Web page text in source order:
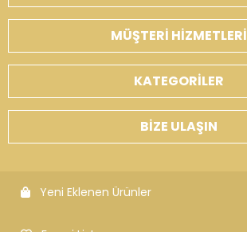
MÜŞTERİ HİZMETLERİ
KATEGORİLER
BİZE ULAŞIN
Yeni Eklenen Ürünler